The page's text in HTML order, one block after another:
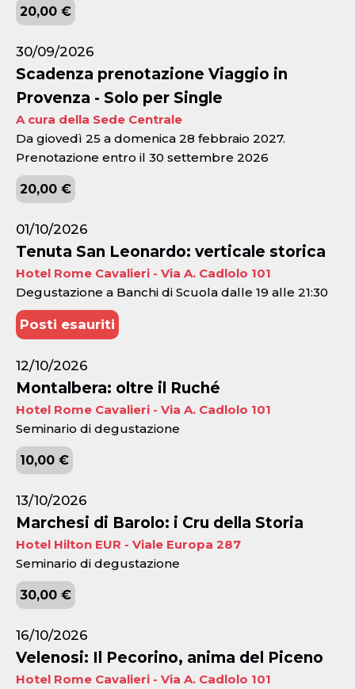
20,00 €
30/09/2026
Scadenza prenotazione Viaggio in
Provenza - Solo per Single
A cura della Sede Centrale
Da giovedì 25 a domenica 28 febbraio 2027.
Prenotazione entro il 30 settembre 2026
20,00 €
01/10/2026
Tenuta San Leonardo: verticale storica
Hotel Rome Cavalieri - Via A. Cadlolo 101
Degustazione a Banchi di Scuola dalle 19 alle 21:30
Posti esauriti
12/10/2026
Montalbera: oltre il Ruché
Hotel Rome Cavalieri - Via A. Cadlolo 101
Seminario di degustazione
10,00 €
13/10/2026
Marchesi di Barolo: i Cru della Storia
Hotel Hilton EUR - Viale Europa 287
Seminario di degustazione
30,00 €
16/10/2026
Velenosi: Il Pecorino, anima del Piceno
Hotel Rome Cavalieri - Via A. Cadlolo 101